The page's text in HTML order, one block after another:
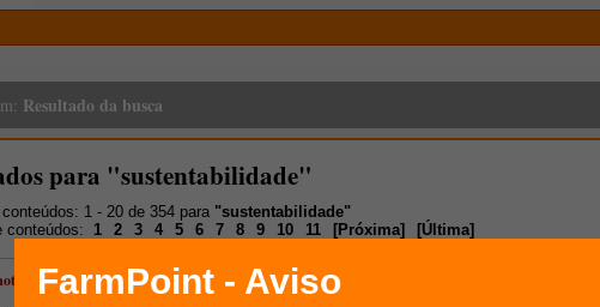
Resultado da busca
para "sustentabilidade"
1 - 20 de 354 para "sustentabilidade"
conteúdos:
1 2 3 4 5 6 7 8 9 10 11 [Próxima] [Última]